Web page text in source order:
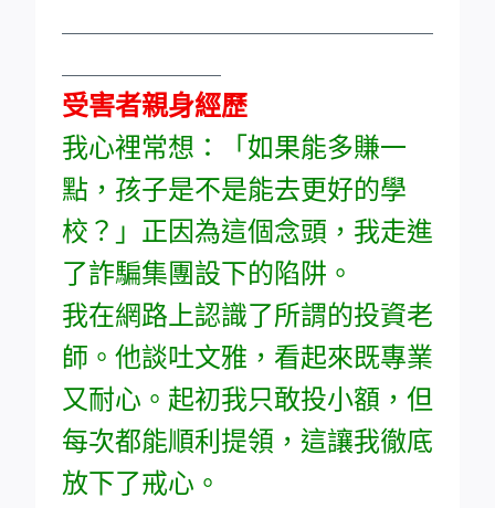
受害者親身經歷
我心裡常想：「如果能多賺一
點，孩子是不是能去更好的學
校？」正因為這個念頭，我走進
了詐騙集團設下的陷阱。
我在網路上認識了所謂的投資老
師。他談吐文雅，看起來既專業
又耐心。起初我只敢投小額，但
每次都能順利提領，這讓我徹底
放下了戒心。